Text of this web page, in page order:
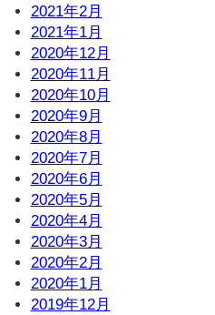
2021年2月
2021年1月
2020年12月
2020年11月
2020年10月
2020年9月
2020年8月
2020年7月
2020年6月
2020年5月
2020年4月
2020年3月
2020年2月
2020年1月
2019年12月